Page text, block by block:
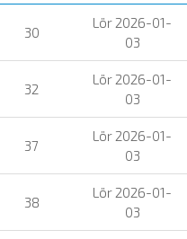
30
Lör 2026-01-
03
32
Lör 2026-01-
03
37
Lör 2026-01-
03
38
Lör 2026-01-
03